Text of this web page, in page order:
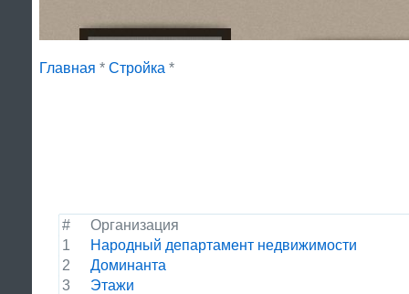
Главная * Стройка *
#
Организация
1
Народный департамент недвижимости
2
Доминанта
3
Этажи